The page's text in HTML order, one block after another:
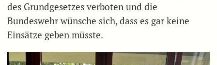
des Grundgesetzes verboten und die
Bundeswehr wünsche sich, dass es gar keine
Einsätze geben müsste.